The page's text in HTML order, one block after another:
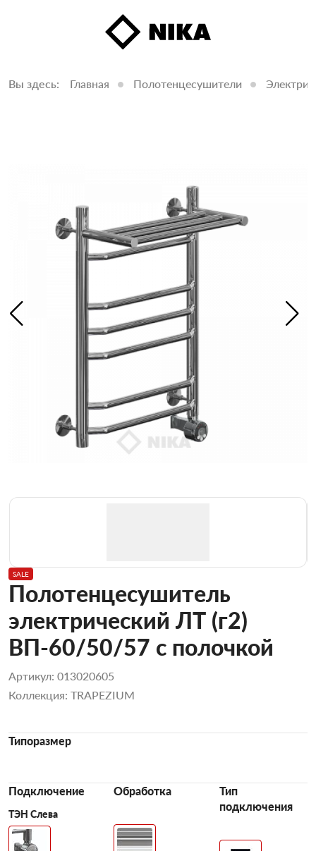
Вы здесь: Главная Полотенцесушители
SALE
Полотенцесушитель
электрический ЛТ (г2)
ВП-60/50/57 с полочкой
Артикул: 013020605
Коллекция: TRAPEZIUM
Типоразмер
Подключение
ТЭН Слева
Обработка
Тип
подключения